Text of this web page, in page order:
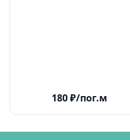
180₽/пог.м